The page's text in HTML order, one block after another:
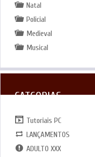
Natal
Policial
Medieval
Musical
CATGORIAS
Tutoriais PC
LANÇAMENTOS
ADULTO XXX